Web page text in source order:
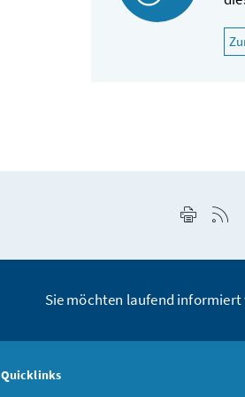
Seite
Sie möchten laufend informiert
Quicklinks